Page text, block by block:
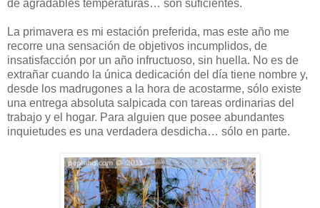
de agradables temperaturas… son suficientes.
La primavera es mi estación preferida, mas este año me
recorre una sensación de objetivos incumplidos, de
insatisfacción por un año infructuoso, sin huella. No es de
extrañar cuando la única dedicación del día tiene nombre y,
desde los madrugones a la hora de acostarme, sólo existe
una entrega absoluta salpicada con tareas ordinarias del
trabajo y el hogar. Para alguien que posee abundantes
inquietudes es una verdadera desdicha… sólo en parte.